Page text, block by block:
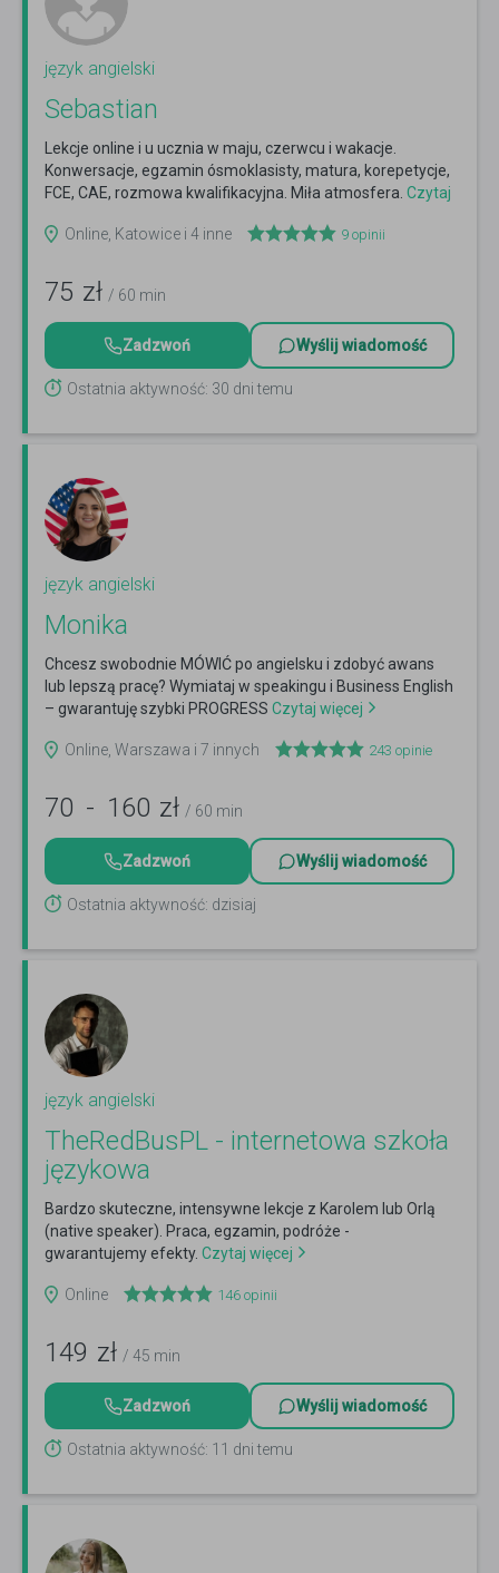
język angielski
Sebastian
Lekcje online i u ucznia w maju, czerwcu i wakacje.
Konwersacje, egzamin ósmoklasisty, matura, korepetycje,
FCE, CAE, rozmowa kwalifikacyjna. Miła atmosfera. Czytaj
Online, Katowice i 4 inne
9 opinii
75 zł / 60 min
Zadzwoń Wyślij wiadomość
Ostatnia aktywność: 30 dni temu
język angielski
Monika
Chcesz swobodnie MÓWIĆ po angielsku i zdobyć awans
lub lepszą pracę? Wymiataj w speakingu i Business English
– gwarantuję szybki PROGRESS Czytaj więcej
Online, Warszawa i 7 innych 243 opinie
70 - 160 zł / 60 min
Zadzwoń Wyślij wiadomość
Ostatnia aktywność: dzisiaj
język angielski
TheRedBusPL - internetowa szkoła
językowa
Bardzo skuteczne, intensywne lekcje z Karolem lub Orlą
(native speaker). Praca, egzamin, podróże -
gwarantujemy efekty. Czytaj więcej
Online 146 opinii
149 zł / 45 min
Zadzwoń Wyślij wiadomość
Ostatnia aktywność: 11 dni temu